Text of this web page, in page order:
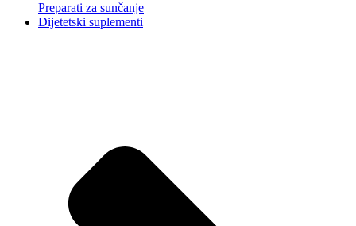
Preparati za sunčanje
Dijetetski suplementi